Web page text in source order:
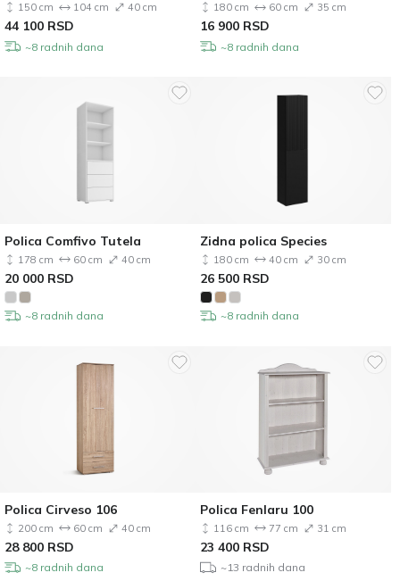
150 cm 104 cm 40 cm
44 100 RSD
~8 radnih dana
180 cm 60 cm 35 cm
16 900 RSD
~8 radnih dana
Polica Comfivo Tutela
178 cm 60 cm 40 cm
20 000 RSD
~8 radnih dana
Zidna polica Species
180 cm 40 cm 30 cm
26 500 RSD
~8 radnih dana
Polica Cirveso 106
200 cm 60 cm 40 cm
28 800 RSD
~8 radnih dana
Polica Fenlaru 100
116 cm 77 cm 31 cm
23 400 RSD
~13 radnih dana